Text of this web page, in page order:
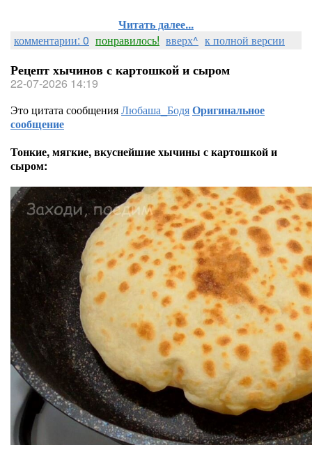
Читать далее...
комментарии: 0 понравилось! вверх^ к полной версии
Рецепт хычинов с картошкой и сыром
22-07-2026 14:19
Это цитата сообщенияЛюбаша_БодяОригинальное
сообщение
Тонкие, мягкие, вкуснейшие хычины с картошкой и
сыром: